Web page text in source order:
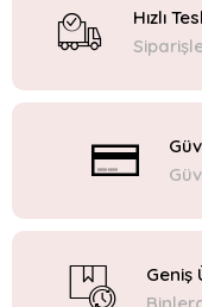
Hızlı
Geniş